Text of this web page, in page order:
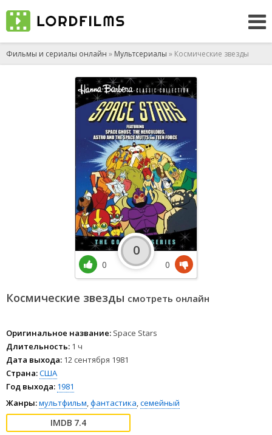
Фильмы и сериалы онлайн » Мультсериалы » Космические звезды
Космические звезды смотреть онлайн
Оригинальное название: Space Stars
Длительность: 1 ч
Дата выхода: 12 сентября 1981
Страна:США
Год выхода: 1981
Жанры:мультфильм фантастика семейный
7.4
0
0
0